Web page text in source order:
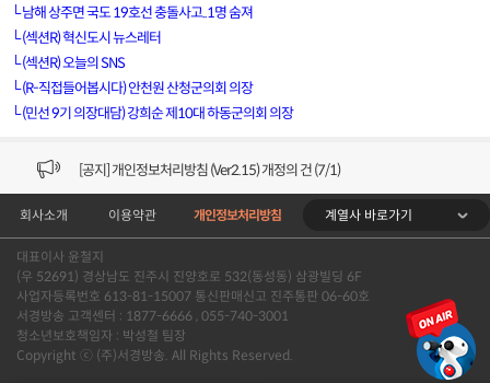
└남해 상주면 국도 19호선 충돌사고..1명 숨져
└(섹션R) 혁신도시 뉴스레터
└(섹션R) 오늘의 SNS
└(R-직접들어봅시다) 안천원 산청군의회 의장
└(민선 9기 의장대담) 강희순 제10대 하동군의회 의장
[VOD공지] 청춘초이스 이용금액 변경 안내
[서경방송] 일부 채널편성 변경 안내의 건 (7/22)
[서경방송] 디지털알뜰형 결합 할인요금 조정 안내 (수정)
[공지] 개인정보처리방침 (Ver2.15) 개정의 건 (7/1)
[서경방송] 일부 채널편성 변경 안내의 건 (7/1)
[VOD공지] 청춘초이스 이용금액 변경 안내
[서경방송] 일부 채널편성 변경 안내의 건 (7/22)
회사소개 이용약관 개인정보처리방침 계열사 바로가기
대표이사 윤철지
(우 52691) 경상남도 진주시 진양호로 532(동성동) 삼광빌딩 6F
사업자등록번호 613-81-15007 통신판매신고 진주통판 06-60호
서경방송 고객센터 : 1877-6666 , 055-740-3001
청소년보호책임자 : 박성철 팀장
Copyright ⓒ (주)서경방송. All Rights Reserved.